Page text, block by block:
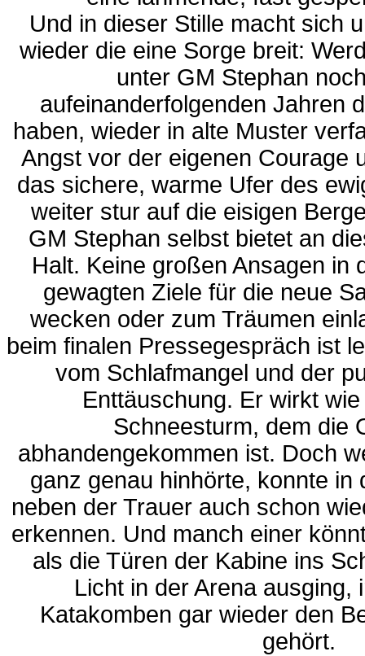
Und in dieser Stille macht sich
wieder die eine Sorge breit:
unter GM Stephan
aufeinanderfolgenden Jahren
haben, wieder in alte Muster
Angst vor der eigenen Courage
das sichere, warme Ufer des
weiter stur auf die eisigen
GM Stephan selbst bietet an
Halt. Keine großen Ansagen in
gewagten Ziele für die neue
wecken oder zum Träumen
beim finalen Pressegespräch ist
vom Schlafmangel und der
Enttäuschung. Er wirkt
Schneesturm, dem die
abhandengekommen ist. Doch
ganz genau hinhörte, konnte in
neben der Trauer auch schon
erkennen. Und manch einer
als die Türen der Kabine ins
Licht in der Arena ausging,
Katakomben gar wieder den
gehört.